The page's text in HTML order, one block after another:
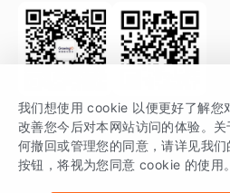
开发者文档
SDK 文档
场景指南
行业活动
关注公众号 获取更多干货
GrowingIO 是专注于数据智能分析与增
分析云。
我们想使用 cookie 以便更好了解您
改善您今后对本网站访问的体验。
何撤回或管理您的同意，请详见我们
按钮，将视为您同意 cookie 的使用。